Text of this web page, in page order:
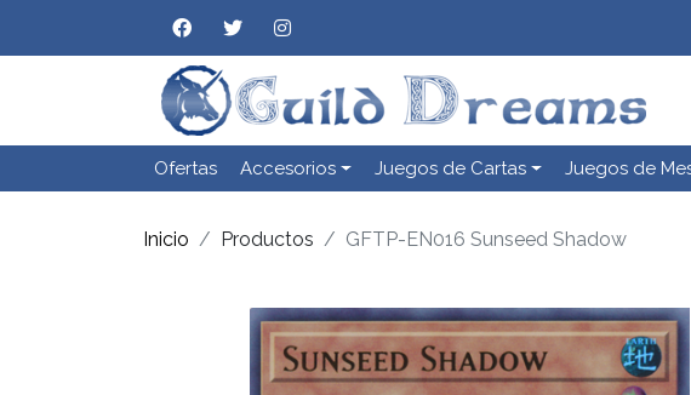
Ofertas Accesorios Juegos de Cartas Juegos de
Inicio Productos GFTP-EN016 Sunseed Shadow